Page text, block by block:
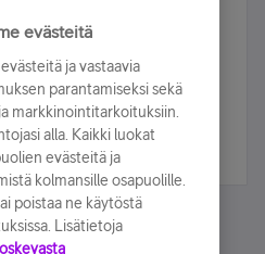
mukana arvonnassa.
evästeitä
ja vastaavia
parantamiseksi sekä
markkinointitarkoituksiin.
alla. Kaikki luokat
evästeitä ja
kolmansille osapuolille.
poistaa ne käytöstä
Lisätietoja